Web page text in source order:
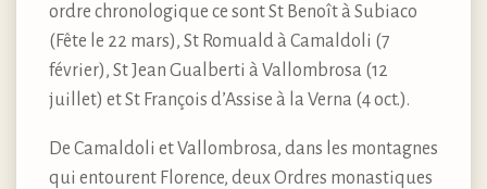
ordre chronologique ce sont St Benoît à Subiaco
(Fête le 22 mars), St Romuald à Camaldoli (7
février), St Jean Gualberti à Vallombrosa (12
juillet) et St François d’Assise à la Verna (4 oct.).
De Camaldoli et Vallombrosa, dans les montagnes
qui entourent Florence, deux Ordres monastiques